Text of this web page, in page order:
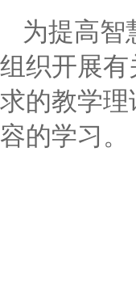
为提高智
组织开展
求的教学
容的学习。